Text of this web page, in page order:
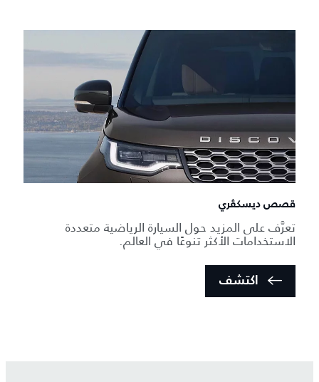
قصص ديسكڤري
تعرَّف على المزيد حول السيارة الرياضية متعددة
الاستخدامات الأكثر تنوعًا في العالم.
اكتشف